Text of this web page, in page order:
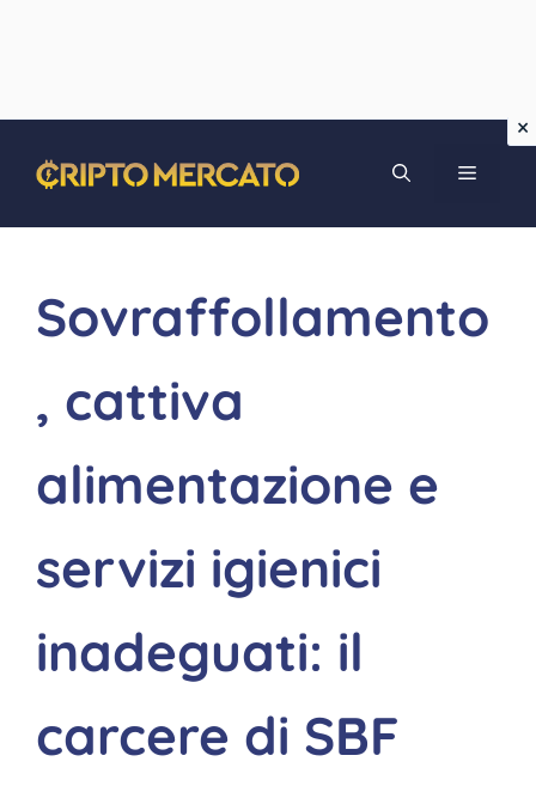
contenuto
MENU
Sovraffollamento
, cattiva
alimentazione e
servizi igienici
inadeguati: il
carcere di SBF